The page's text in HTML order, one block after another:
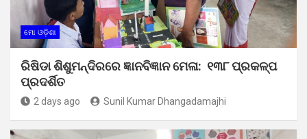
ମୋ ଓଡ଼ିଶା
ରିଷିଡା ଶିଶୁମନ୍ଦିରରେ ଜ୍ଞାନବିଜ୍ଞାନ ମେଳା: ୧୩୮ ପ୍ରକଳ୍ପ
ପ୍ରଦର୍ଶିତ
2 days ago Sunil Kumar Dhangadamajhi